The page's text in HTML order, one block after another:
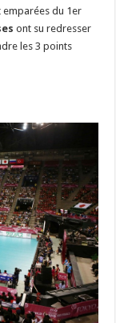
emparées du 1er
ont su redresser
les 3 points